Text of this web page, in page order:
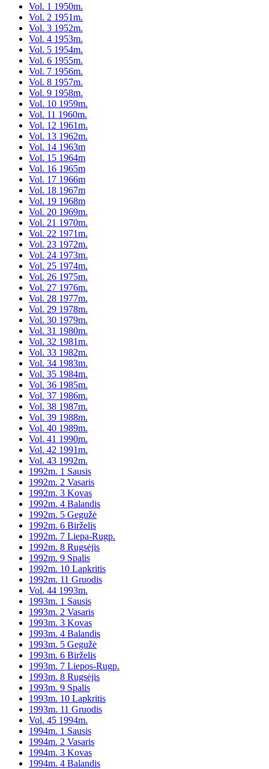
Vol. 1 1950m.
Vol. 2 1951m.
Vol. 3 1952m.
Vol. 4 1953m.
Vol. 5 1954m.
Vol. 6 1955m.
Vol. 7 1956m.
Vol. 8 1957m.
Vol. 9 1958m.
Vol. 10 1959m.
Vol. 11 1960m.
Vol. 12 1961m.
Vol. 13 1962m.
Vol. 14 1963m
Vol. 15 1964m
Vol. 16 1965m
Vol. 17 1966m
Vol. 18 1967m
Vol. 19 1968m
Vol. 20 1969m.
Vol. 21 1970m.
Vol. 22 1971m.
Vol. 23 1972m.
Vol. 24 1973m.
Vol. 25 1974m.
Vol. 26 1975m.
Vol. 27 1976m.
Vol. 28 1977m.
Vol. 29 1978m.
Vol. 30 1979m.
Vol. 31 1980m.
Vol. 32 1981m.
Vol. 33 1982m.
Vol. 34 1983m.
Vol. 35 1984m.
Vol. 36 1985m.
Vol. 37 1986m.
Vol. 38 1987m.
Vol. 39 1988m.
Vol. 40 1989m.
Vol. 41 1990m.
Vol. 42 1991m.
Vol. 43 1992m.
1992m. 1 Sausis
1992m. 2 Vasaris
1992m. 3 Kovas
1992m. 4 Balandis
1992m. 5 Gegužė
1992m. 6 Birželis
1992m. 7 Liepa-Rugp.
1992m. 8 Rugsėjis
1992m. 9 Spalis
1992m. 10 Lapkritis
1992m. 11 Gruodis
Vol. 44 1993m.
1993m. 1 Sausis
1993m. 2 Vasaris
1993m. 3 Kovas
1993m. 4 Balandis
1993m. 5 Gegužė
1993m. 6 Birželis
1993m. 7 Liepos-Rugp.
1993m. 8 Rugsėjis
1993m. 9 Spalis
1993m. 10 Lapkritis
1993m. 11 Gruodis
Vol. 45 1994m.
1994m. 1 Sausis
1994m. 2 Vasaris
1994m. 3 Kovas
1994m. 4 Balandis